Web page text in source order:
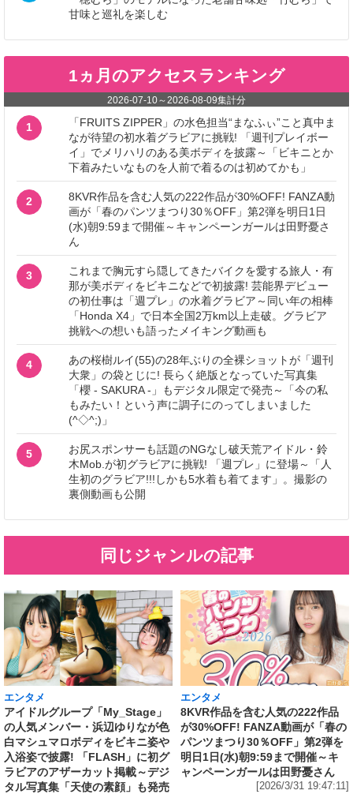
甘味と巡礼を楽しむ
1ヵ月のアクセスランキング
2026-07-10～2026-08-09集計分
1
「FRUITS ZIPPER」の水色担当“まなふぃ”こと真中ま
なが待望の初水着グラビアに挑戦! 「週刊プレイボー
イ」でメリハリのある美ボディを披露～「ビキニとか
下着みたいなものを人前で着るのは初めてかも」
2
8KVR作品を含む人気の222作品が30%OFF! FANZA動
画が「春のパンツまつり30％OFF」第2弾を明日1日
(水)朝9:59まで開催～キャンペーンガールは田野憂さ
ん
3
これまで胸元すら隠してきたバイクを愛する旅人・有
那が美ボディをビキニなどで初披露! 芸能界デビュー
の初仕事は「週プレ」の水着グラビア～同い年の相棒
「Honda X4」で日本全国2万km以上走破。グラビア
挑戦への想いも語ったメイキング動画も
4
あの桜樹ルイ(55)の28年ぶりの全裸ショットが「週刊
大衆」の袋とじに! 長らく絶版となっていた写真集
「櫻 - SAKURA -」もデジタル限定で発売～「今の私
もみたい！という声に調子にのってしまいました
(^◇^;)」
5
お尻スポンサーも話題のNGなし破天荒アイドル・鈴
木Mob.が初グラビアに挑戦! 「週プレ」に登場～「人
生初のグラビア!!!しかも5水着も着てます」。撮影の
裏側動画も公開
同じジャンルの記事
エンタメ
アイドルグループ「My_Stage」
の人気メンバー・浜辺ゆりなが色
白マシュマロボディをビキニ姿や
入浴姿で披露! 「FLASH」に初グ
ラビアのアザーカット掲載～デジ
タル写真集「天使の素顔」も発売
エンタメ
8KVR作品を含む人気の222作品
が30%OFF! FANZA動画が「春の
パンツまつり30％OFF」第2弾を
明日1日(水)朝9:59まで開催～キ
ャンペーンガールは田野憂さん
[2026/3/31 19:47:11]